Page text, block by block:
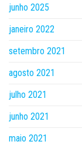
junho 2025
janeiro 2022
setembro 2021
agosto 2021
julho 2021
junho 2021
maio 2021